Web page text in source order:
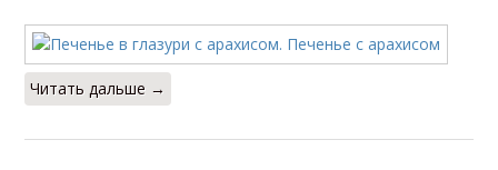
Читать дальше →